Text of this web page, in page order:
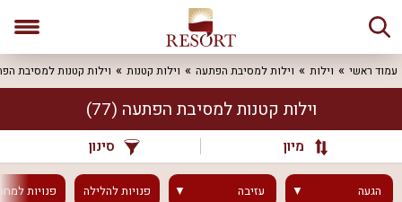
עמוד ראשי וילות וילות למסיבת הפתעה וילות קטנות וילות קטנות למסיבת
וילות קטנות למסיבת הפתעה (77)
מיון סינון
הגעה עזיבה פנויותלהלילה פנויות